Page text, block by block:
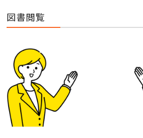
図書閲覧